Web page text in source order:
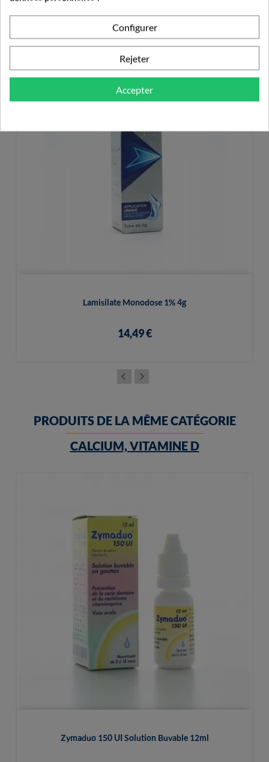
Lamisilate Monodose 1% 4g
14,49 €
PRODUITS DE LA MÊME CATÉGORIE
CALCIUM, VITAMINE D
Zymaduo 150 UI Solution Buvable 12ml
Configurer
Rejeter
Accepter